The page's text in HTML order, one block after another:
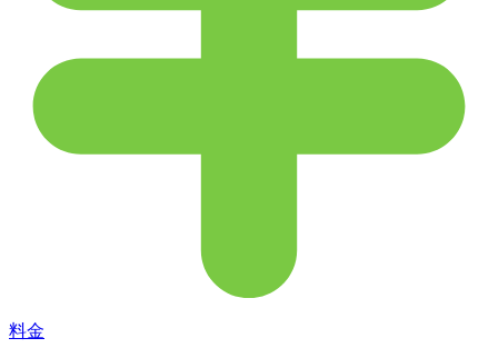
料金